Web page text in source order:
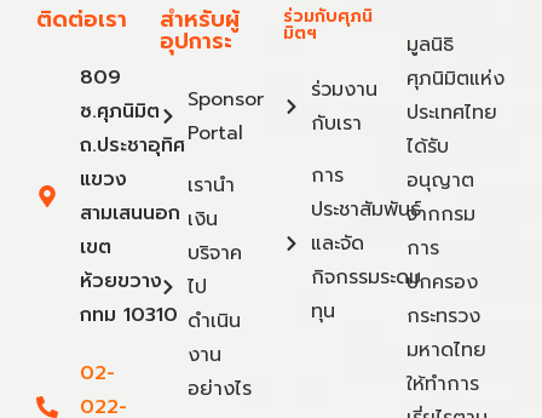
ติดต่อเรา
809
ซ.ศุภนิมิต
ถ.ประชาอุทิศ
แขวง
สามเสนนอก
เขต
ห้วยขวาง
กทม 10310
02-
022-
สำหรับผู้
อุปการะ
Sponsor
Portal
เรานำ
เงิน
บริจาค
ไป
ดำเนิน
งาน
อย่างไร
ร่วมกับศุภนิ
มิตฯ
ร่วมงาน
กับเรา
การ
ประชาสัมพันธ์
และจัด
กิจกรรมระดม
ทุน
มูลนิธิ
ศุภนิมิตแห่ง
ประเทศไทย
ได้รับ
อนุญาต
จากกรม
การ
ปกครอง
กระทรวง
มหาดไทย
ให้ทำการ